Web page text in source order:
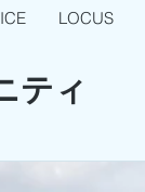
LOCUS
ティ